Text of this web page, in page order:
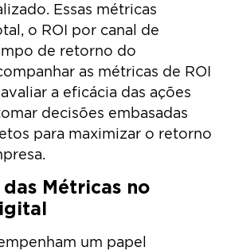
Essas métricas
o ROI por canal de
de retorno do
as métricas de ROI
a eficácia das ações
decisões embasadas
para maximizar o retorno
Métricas no
um papel